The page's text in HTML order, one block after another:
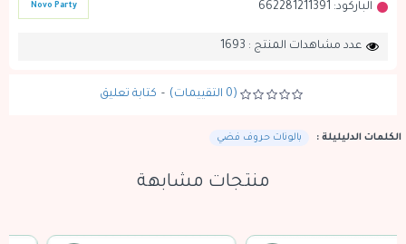
الباركود: 662281211391
Novo Party
عدد مشاهدات المنتج : 1693
(0 التقييمات) - كتابة تعليق
الكلمات الدليليلة : بالونات حروف فضي
منتجات مشابهة